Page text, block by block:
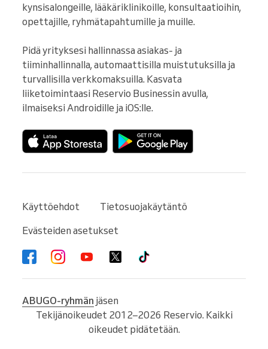
kynsisalongeille, lääkäriklinikoille, konsultaatioihin,
opettajille, ryhmätapahtumille ja muille.
Pidä yrityksesi hallinnassa asiakas- ja
tiiminhallinnalla, automaattisilla muistutuksilla ja
turvallisilla verkkomaksuilla. Kasvata
liiketoimintaasi Reservio Businessin avulla,
ilmaiseksi Androidille ja iOS:lle.
Käyttöehdot
Tietosuojakäytäntö
Evästeiden asetukset
ABUGO-ryhmän jäsen
Tekijänoikeudet 2012–2026 Reservio. Kaikki
oikeudet pidätetään.